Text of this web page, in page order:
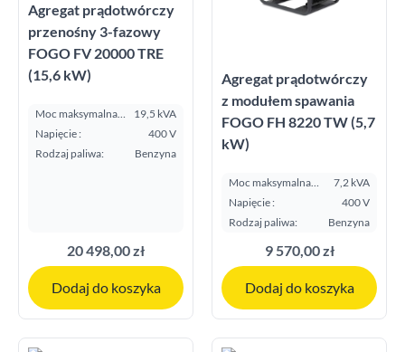
Agregat prądotwórczy
przenośny 3-fazowy
FOGO FV 20000 TRE
(15,6 kW)
Moc maksymalna
E.S.P. kVA:
19,5 kVA
Napięcie :
400 V
Rodzaj paliwa:
Benzyna
20 498,00 zł
Dodaj do koszyka
Agregat prądotwórczy
z modułem spawania
FOGO FH 8220 TW (5,7
kW)
Moc maksymalna
E.S.P. kVA:
7,2 kVA
Napięcie :
400 V
Rodzaj paliwa:
Benzyna
9 570,00 zł
Dodaj do koszyka